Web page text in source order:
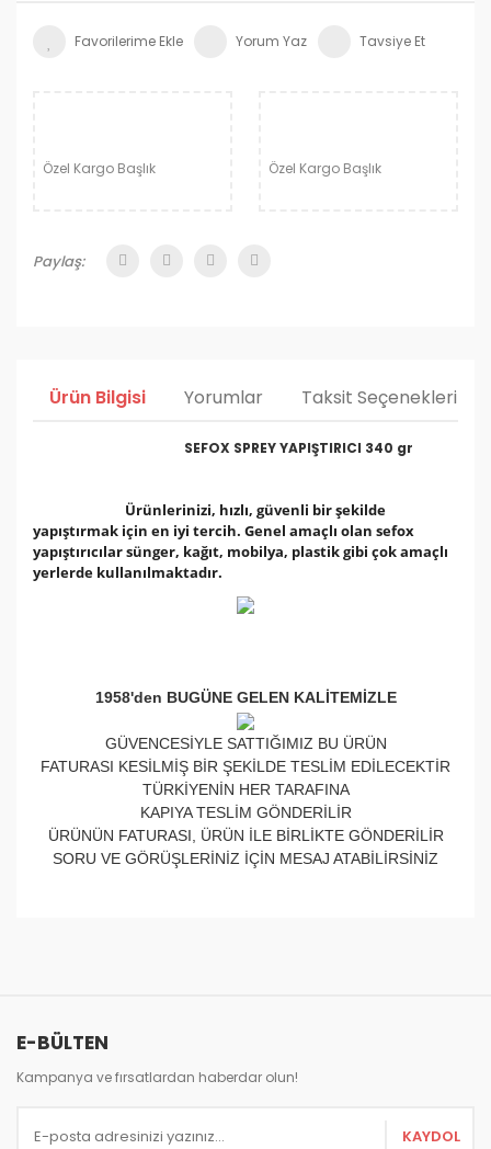
Yorum Yaz Tavsiye Et
Özel Kargo Başlık Özel Kargo Başlık
Paylaş:
Ürün Bilgisi Yorumlar Taksit Seçenekleri
SEFOX SPREY YAPIŞTIRICI 340 gr
Ürünlerinizi, hızlı, güvenli bir şekilde
yapıştırmak için en iyi tercih. Genel amaçlı olan sefox
yapıştırıcılar sünger, kağıt, mobilya, plastik gibi çok amaçlı
yerlerde kullanılmaktadır.
1958'den BUGÜNE GELEN KALİTEMİZLE
GÜVENCESİYLE SATTIĞIMIZ BU ÜRÜN
FATURASI KESİLMİŞ BİR ŞEKİLDE TESLİM EDİLECEKTİR
TÜRKİYENİN HER TARAFINA
KAPIYA TESLİM GÖNDERİLİR
ÜRÜNÜN FATURASI, ÜRÜN İLE BİRLİKTE GÖNDERİLİR
SORU VE GÖRÜŞLERİNİZ İÇİN MESAJ ATABİLİRSİNİZ
Ürün resmi kalitesiz, bozuk veya görüntülenemiyor.
Ürün açıklamasında eksik bilgiler bulunuyor.
Ürün fiyatı diğer sitelerden daha pahalı.
E-BÜLTEN
Kampanya ve fırsatlardan haberdar olun!
KAYDOL